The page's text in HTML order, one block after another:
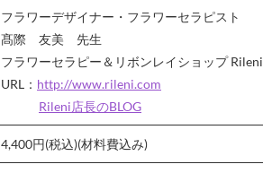
フラワーデザイナー・フラワーセラピスト
髙際 友美 先生
フラワーセラピー＆リボンレイショップ Rileni
URL： http://www.rileni.com
Rileni店長のBLOG
4,400円(税込)(材料費込み)